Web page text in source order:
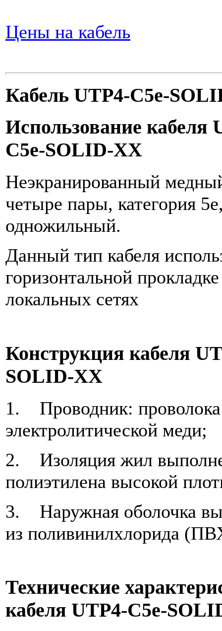
Цены на кабель
Кабель UTP4-C5e-
Использование кабеля
C5e-SOLID-XX
Неэкранированный
четыре пары, категория
одножильный.
Данный тип кабеля
горизонтальной
локальных сетях
Конструкция кабеля
SOLID-XX
1. Проводник: проволока
электролитической меди;
2. Изоляция жил
полиэтилена высокой
3. Наружная оболочка
из поливинилхлорида
Технические
кабеля UTP4-C5e-